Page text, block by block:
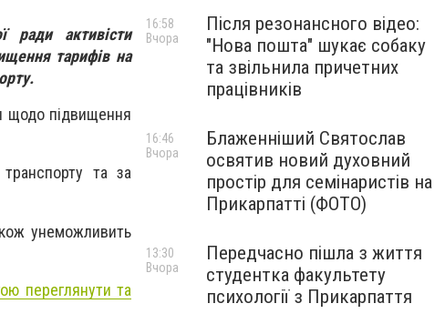
ради активісти
тарифів на
щодо підвищення
та за
унеможливить
переглянути та
Після резонансного відео:
"Нова пошта" шукає собаку
та звільнила причетних
працівників
16:58
Вчора
Блаженніший Святослав
освятив новий духовний
простір для семінаристів на
Прикарпатті (ФОТО)
16:46
Вчора
Передчасно пішла з життя
студентка факультету
психології з Прикарпаття
13:30
Вчора